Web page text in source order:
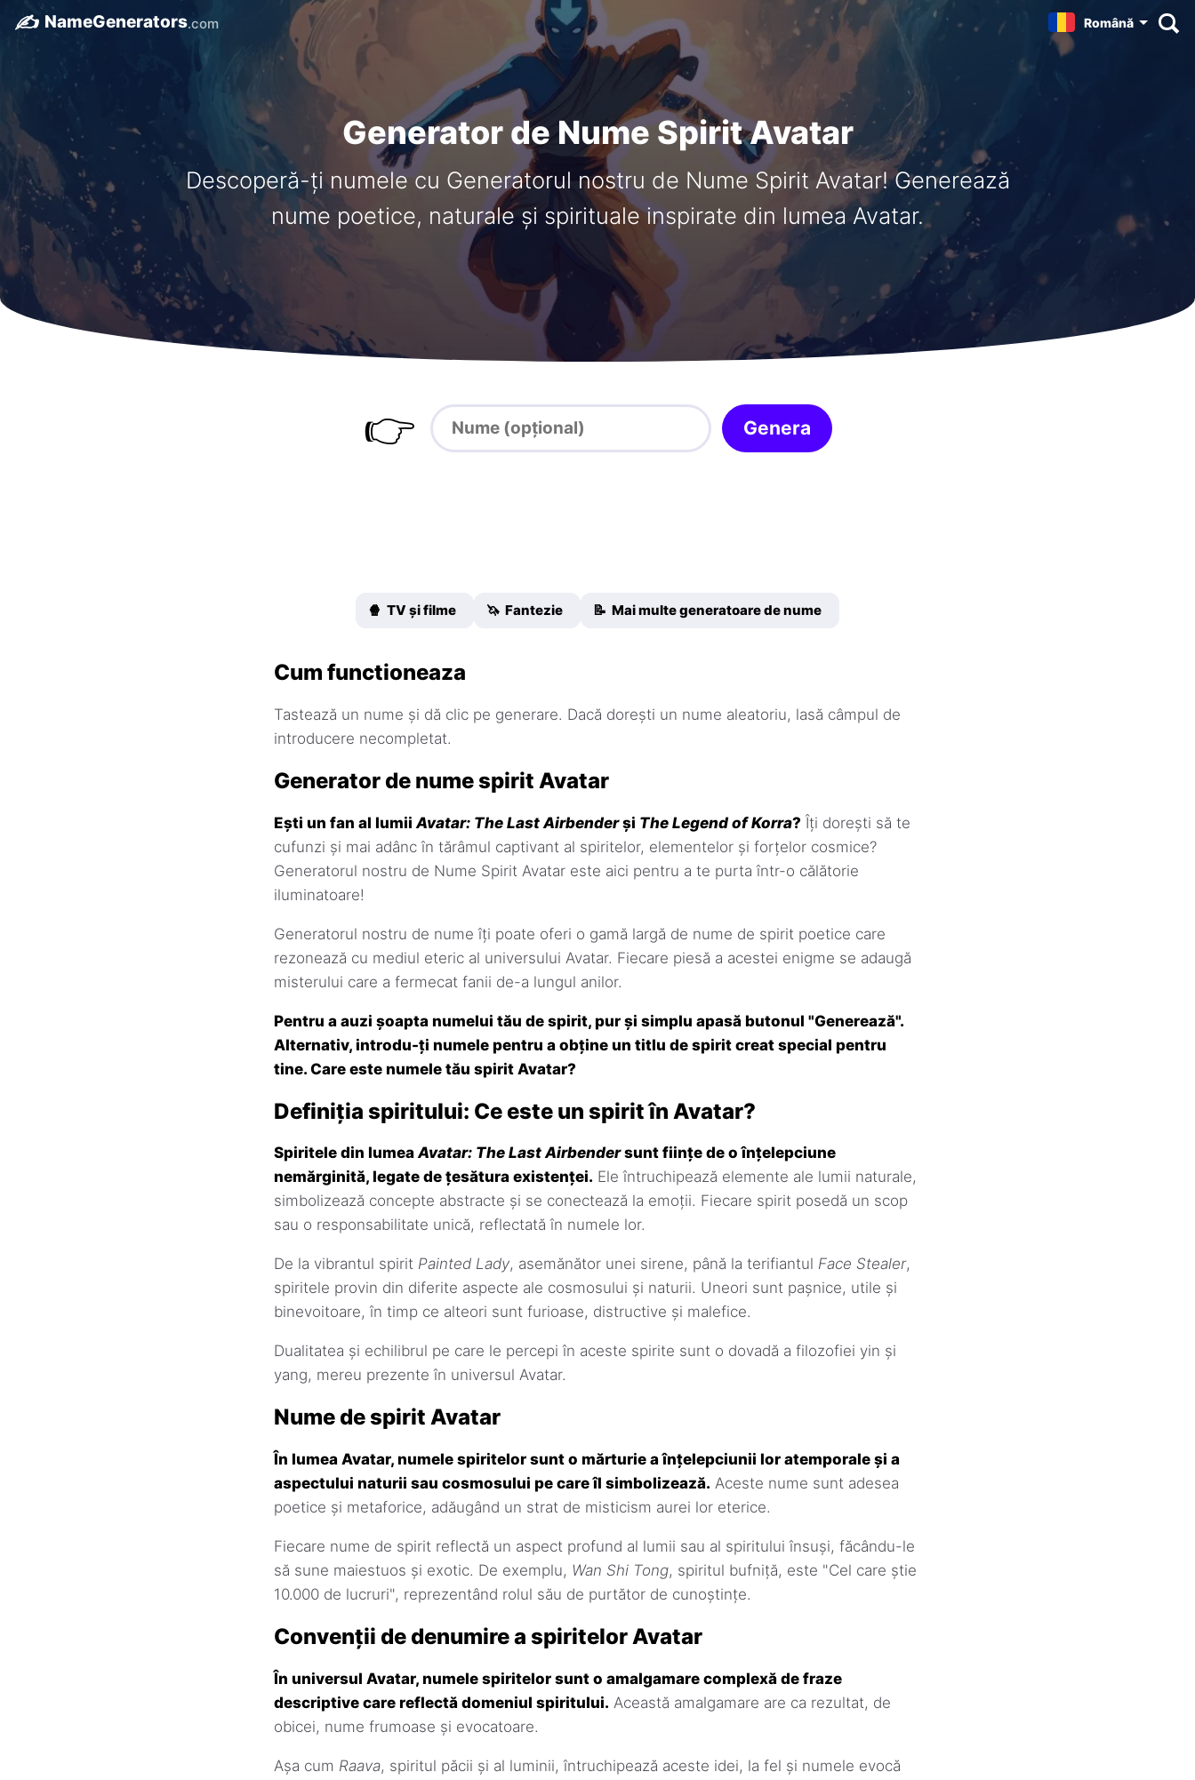
✍️ NameGenerators.com Română
Generator de Nume Spirit Avatar
Descoperă-ți numele cu Generatorul nostru de Nume Spirit Avatar! Generează
nume poetice, naturale și spirituale inspirate din lumea Avatar.
👉 Genera
🍿 TV și filme 🦄 Fantezie 📝 Mai multe generatoare de nume
Cum functioneaza
Tastează un nume și dă clic pe generare. Dacă dorești un nume aleatoriu, lasă câmpul de
introducere necompletat.
Generator de nume spirit Avatar
Ești un fan al lumii Avatar: The Last Airbenderși The Legend of Korra? Îți dorești să te
cufunzi și mai adânc în tărâmul captivant al spiritelor, elementelor și forțelor cosmice?
Generatorul nostru de Nume Spirit Avatar este aici pentru a te purta într-o călătorie
iluminatoare!
Generatorul nostru de nume îți poate oferi o gamă largă de nume de spirit poetice care
rezonează cu mediul eteric al universului Avatar. Fiecare piesă a acestei enigme se adaugă
misterului care a fermecat fanii de-a lungul anilor.
Pentru a auzi șoapta numelui tău de spirit, pur și simplu apasă butonul "Generează".
Alternativ, introdu-ți numele pentru a obține un titlu de spirit creat special pentru
tine. Care este numele tău spirit Avatar?
Definiția spiritului: Ce este un spirit în Avatar?
Spiritele din lumeaAvatar: The Last Airbendersunt ființe de o înțelepciune
nemărginită, legate de țesătura existenței. Ele întruchipează elemente ale lumii naturale,
simbolizează concepte abstracte și se conectează la emoții. Fiecare spirit posedă un scop
sau o responsabilitate unică, reflectată în numele lor.
De la vibrantul spirit Painted Lady, asemănător unei sirene, până la terifiantul Face Stealer,
spiritele provin din diferite aspecte ale cosmosului și naturii. Uneori sunt pașnice, utile și
binevoitoare, în timp ce alteori sunt furioase, distructive și malefice.
Dualitatea și echilibrul pe care le percepi în aceste spirite sunt o dovadă a filozofiei yin și
yang, mereu prezente în universul Avatar.
Nume de spirit Avatar
În lumea Avatar, numele spiritelor sunt o mărturie a înțelepciunii lor atemporale și a
aspectului naturii sau cosmosului pe care îl simbolizează. Aceste nume sunt adesea
poetice și metaforice, adăugând un strat de misticism aurei lor eterice.
Fiecare nume de spirit reflectă un aspect profund al lumii sau al spiritului însuși, făcându-le
să sune maiestuos și exotic. De exemplu, Wan Shi Tong, spiritul bufniță, este "Cel care știe
10.000 de lucruri", reprezentând rolul său de purtător de cunoștințe.
Convenții de denumire a spiritelor Avatar
În universul Avatar, numele spiritelor sunt o amalgamare complexă de fraze
descriptive care reflectă domeniul spiritului. Această amalgamare are ca rezultat, de
obicei, nume frumoase și evocatoare.
Așa cum Raava, spiritul păcii și al luminii, întruchipează aceste idei, la fel și numele evocă